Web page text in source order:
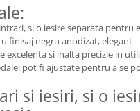
si o iesire separata pentru
finisaj negru anodizat, elegant
excelenta si inalta precizie in
pot fi ajustate pentru a se
si iesiri, si o